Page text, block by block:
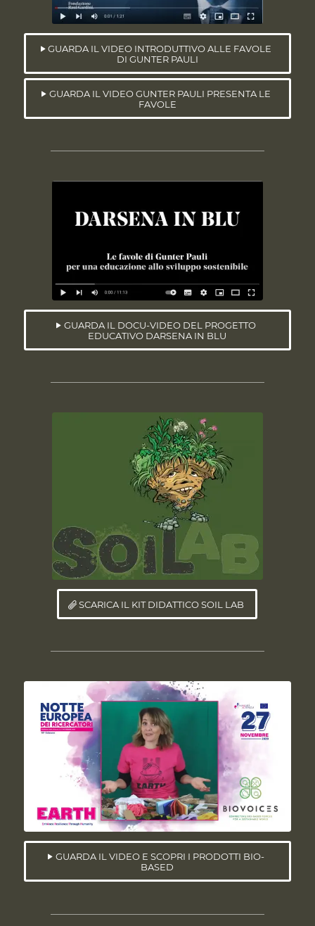
GUARDA IL VIDEO INTRODUTTIVO ALLE FAVOLE
DI GUNTER PAULI
GUARDA IL VIDEO GUNTER PAULI PRESENTA LE
FAVOLE
GUARDA IL DOCU-VIDEO DEL PROGETTO
EDUCATIVO DARSENA IN BLU
SCARICA IL KIT DIDATTICO SOIL LAB
GUARDA IL VIDEO E SCOPRI I PRODOTTI BIO-
BASED